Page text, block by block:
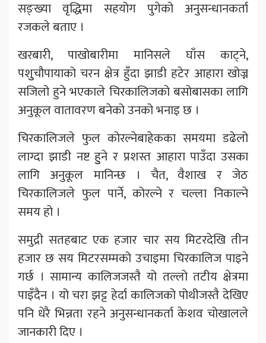
सङ्ख्या वृद्धिमा सहयोग पुगेको अनुसन्धानकर्ता
रजकले बताए ।
खरबारी, पाखोबारीमा मानिसले घाँस काट्ने,
पशुुचौपायाको चरन क्षेत्र हुँदा झाडी हटेर आहारा खोज्न
सजिलो हुने भएकाले चिरकालिजको बसोबासका लागि
अनुकूल वातावरण बनेको उनको भनाइ छ ।
चिरकालिजले फुल कोरल्नेबाहेकका समयमा डढेलो
लाग्दा झाडी नष्ट हुुने र प्रशस्त आहारा पाउँदा उसका
लागि अनुकूल मानिन्छ । चैत, वैशाख र जेठ
चिरकालिजले फुल पार्ने, कोरल्ने र चल्ला निकाल्ने
समय हो ।
समुद्री सतहबाट एक हजार चार सय मिटरदेखि तीन
हजार छ सय मिटरसम्मको उचाइमा चिरकालिज पाइने
गर्छ । सामान्य कालिजजस्तै यो तल्लो तटीय क्षेत्रमा
पाइँदैन । यो चरा झट्ट हेर्दा कालिजको पोथीजस्तै देखिए
पनि धेरै भिन्नता रहने अनुसन्धानकर्ता केशव चोखालले
जानकारी दिए ।